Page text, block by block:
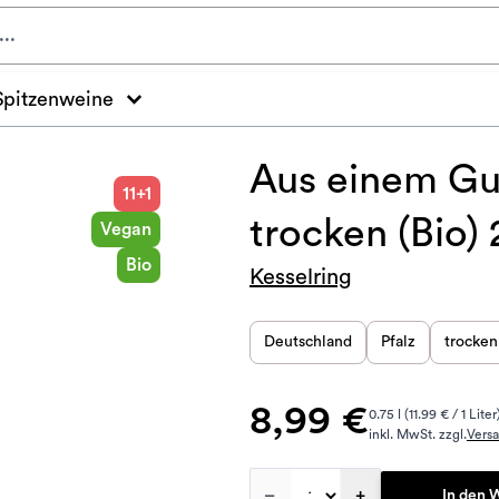
11+1
Vegan
Bio
Aus einem
trocken (Bio)
Kesselring
Deutschland Pfalz trocken
8,99 €0.75 l (11.99 € / 1 Liter)
inkl. MwSt. zzgl.
In den